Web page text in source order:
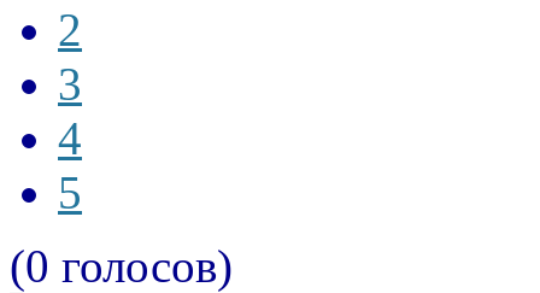
2
3
4
5
(0 голосов)